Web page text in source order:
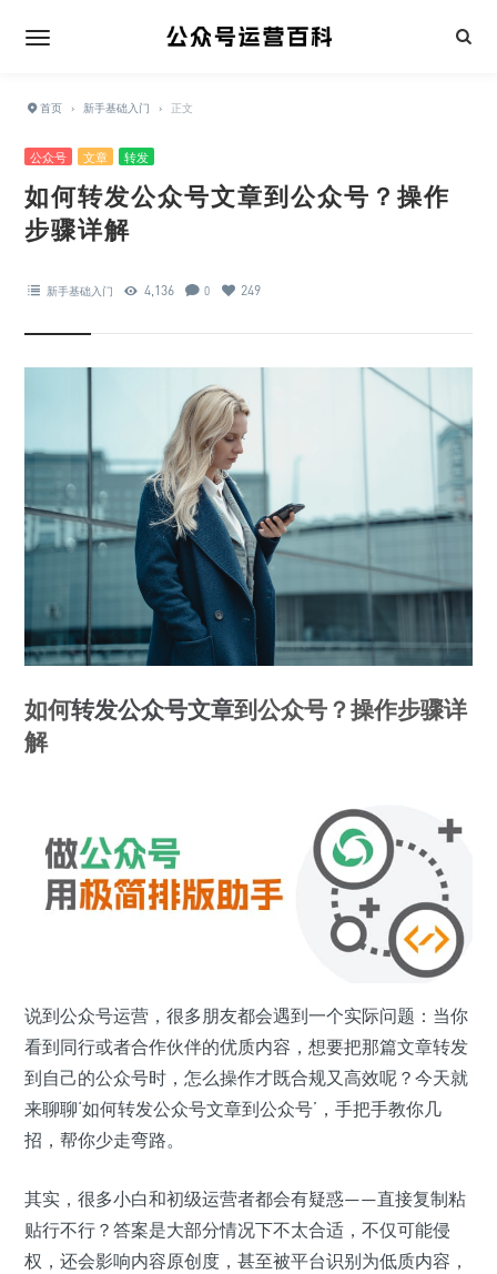
首页 › 新手基础入门 › 正文
公众号 文章 转发
如何转发公众号文章到公众号？操作
步骤详解
新手基础入门 4,136 0 249
如何转发公众号文章到公众号？操作步骤详
解
说到公众号运营，很多朋友都会遇到一个实际问题：当你
看到同行或者合作伙伴的优质内容，想要把那篇文章转发
到自己的公众号时，怎么操作才既合规又高效呢？今天就
来聊聊‘如何转发公众号文章到公众号’，手把手教你几
招，帮你少走弯路。
其实，很多小白和初级运营者都会有疑惑——直接复制粘
贴行不行？答案是大部分情况下不太合适，不仅可能侵
权，还会影响内容原创度，甚至被平台识别为低质内容，